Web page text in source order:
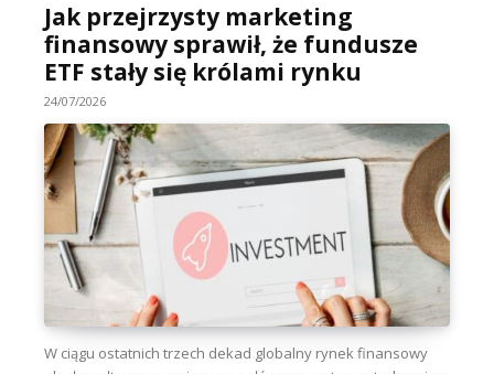
Jak przejrzysty marketing
finansowy sprawił, że fundusze
ETF stały się królami rynku
24/07/2026
W ciągu ostatnich trzech dekad globalny rynek finansowy